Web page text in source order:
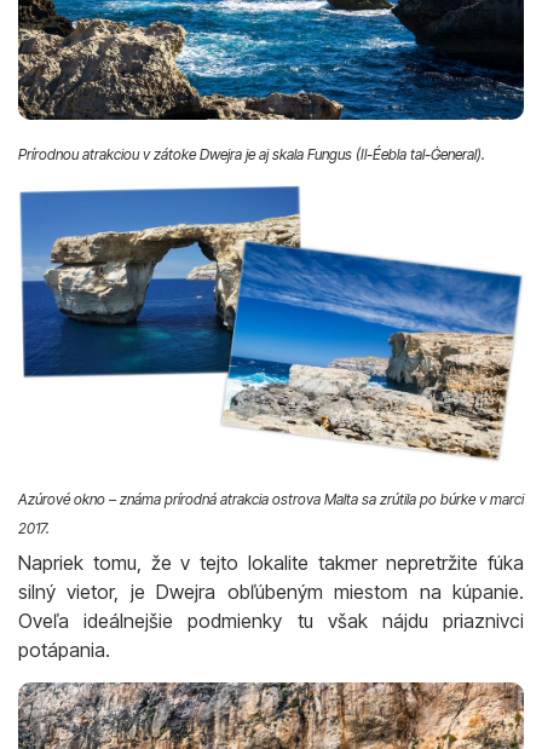
Prírodnou atrakciou v zátoke Dwejra je aj skala Fungus (Il-Éebla tal-Ġeneral).
Azúrové okno – známa prírodná atrakcia ostrova Malta sa zrútila po búrke v marci
2017.
Napriek tomu, že v tejto lokalite takmer nepretržite fúka
silný vietor, je Dwejra obľúbeným miestom na kúpanie.
Oveľa ideálnejšie podmienky tu však nájdu priaznivci
potápania.